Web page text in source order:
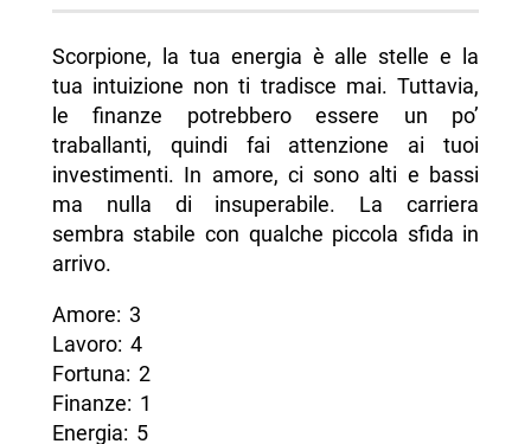
Scorpione, la tua energia è alle stelle e la
tua intuizione non ti tradisce mai. Tuttavia,
le finanze potrebbero essere un po’
traballanti, quindi fai attenzione ai tuoi
investimenti. In amore, ci sono alti e bassi
ma nulla di insuperabile. La carriera
sembra stabile con qualche piccola sfida in
arrivo.
Amore: 3
Lavoro: 4
Fortuna: 2
Finanze: 1
Energia: 5